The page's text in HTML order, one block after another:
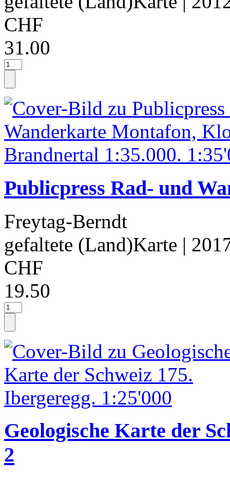
CHF
31.00
Publicpress Rad- und
Freytag-Berndt
gefaltete (Land)Karte |
CHF
19.50
Geologische Karte der
2